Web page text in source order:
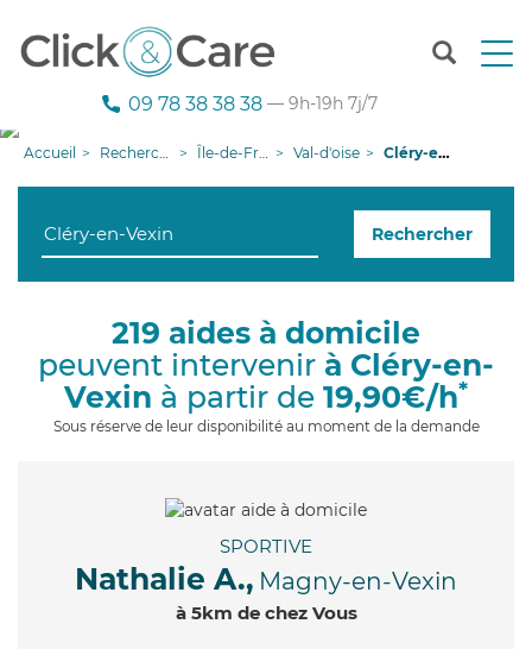
T
n
g
09 78 38 38 38 — 9h-19h 7j/7
Accueil Recherche aide à domicile Île-de-France Val-d'oise Cléry-en-Vexin
Rechercher
219 aides à domicile
peuvent intervenir à Cléry-en-
Vexin à partir de 19,90€/h*
Sous réserve de leur disponibilité au moment de la demande
SPORTIVE
Nathalie A., Magny-en-Vexin
à 5km de chez Vous